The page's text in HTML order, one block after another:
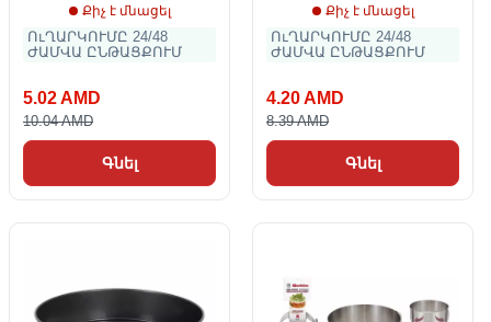
Քիչ է մնացել
ՈւՂԱՐԿՈՒՄԸ 24/48
ԺԱՄՎԱ ԸՆԹԱՑՔՈՒՄ
5.02 AMD
10.04 AMD
Գնել
Քիչ է մնացել
ՈւՂԱՐԿՈՒՄԸ 24/48
ԺԱՄՎԱ ԸՆԹԱՑՔՈՒՄ
4.20 AMD
8.39 AMD
Գնել